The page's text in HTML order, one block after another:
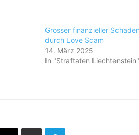
Grosser finanzieller Schaden
durch Love Scam
14. März 2025
In "Straftaten Liechtenstein"